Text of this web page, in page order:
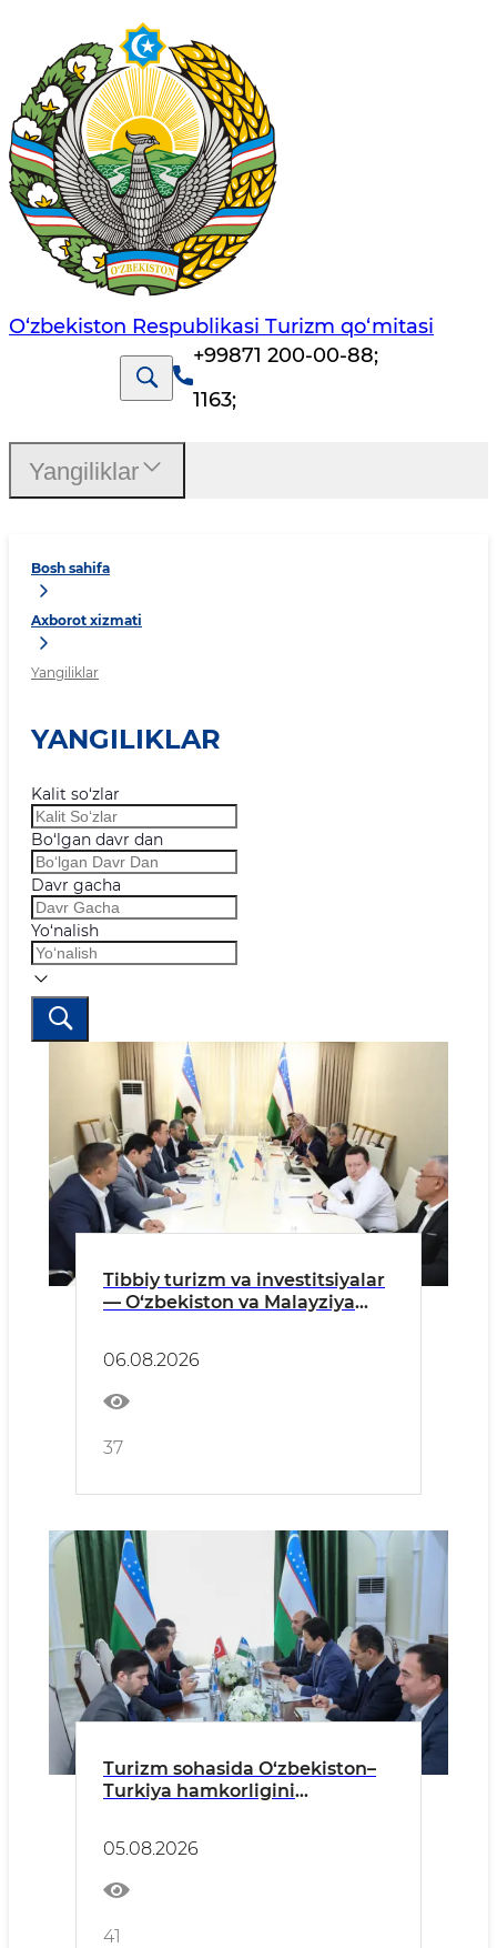
O‘zbekiston Respublikasi Turizm qo‘mitasi
+99871 200-00-88;
1163;
Bosh sahifa
Axborot xizmati
Yangiliklar
YANGILIKLAR
Kalit so‘zlar
Bo‘lgan davr dan
Davr gacha
Yo‘nalish
Tibbiy turizm va investitsiyalar
— O‘zbekiston va Malayziya
06.08.2026
37
Turizm sohasida O‘zbekiston–
Turkiya hamkorligini
05.08.2026
41
Yangiliklar